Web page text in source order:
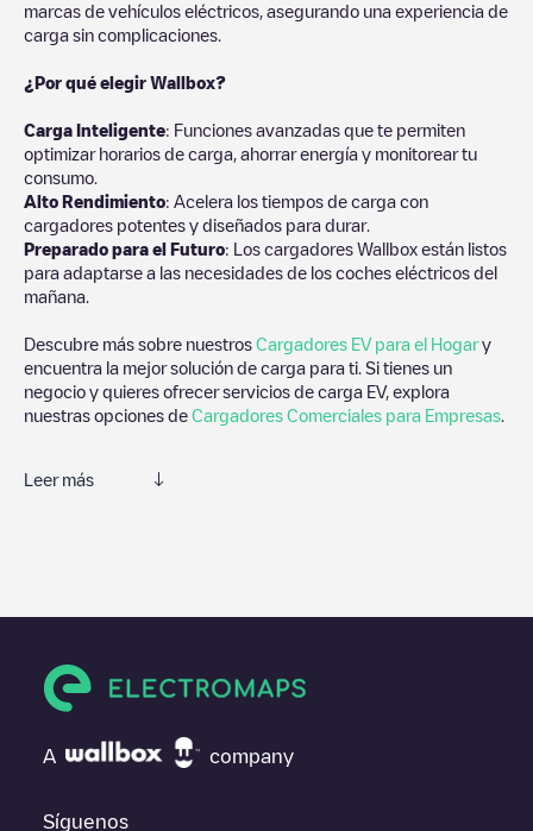
marcas de vehículos eléctricos, asegurando una experiencia de
carga sin complicaciones.
¿Por qué elegir Wallbox?
Carga Inteligente: Funciones avanzadas que te permiten
optimizar horarios de carga, ahorrar energía y monitorear tu
consumo.
Alto Rendimiento: Acelera los tiempos de carga con
cargadores potentes y diseñados para durar.
Preparado para el Futuro: Los cargadores Wallbox están listos
para adaptarse a las necesidades de los coches eléctricos del
mañana.
Descubre más sobre nuestros Cargadores EV para el Hogary
encuentra la mejor solución de carga para ti. Si tienes un
negocio y quieres ofrecer servicios de carga EV, explora
nuestras opciones de Cargadores Comerciales para Empresas
Leer más
su vehículo eléctrico.
necesitas, comprueba en la parte inferior cuál es el punto de
carga que está más cerca de tí en “puntos de carga más
para vehículos eléctricos cercanas, así como si están en un
A company
Síguenos